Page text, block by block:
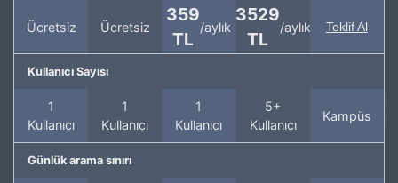
Ücretsiz Ücretsiz
359
TL
/aylık
3529
TL
/aylık Teklif Al
Kullanıcı Sayısı
1
Kullanıcı
1
Kullanıcı
1
Kullanıcı
5+
Kullanıcı
Kampüs
Günlük arama sınırı